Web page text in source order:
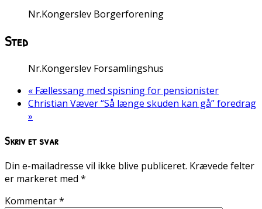
Nr.Kongerslev Borgerforening
Sted
Nr.Kongerslev Forsamlingshus
« Fællessang med spisning for pensionister
Christian Væver “Så længe skuden kan gå” foredrag
»
Skriv et svar
Din e-mailadresse vil ikke blive publiceret. Krævede felter
er markeret med *
Kommentar*